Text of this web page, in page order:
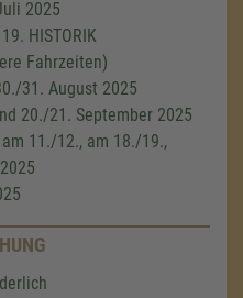
2025
HISTORIK
Fahrzeiten)
31. August 2025
20./21. September 2025
11./12., am 18./19.,